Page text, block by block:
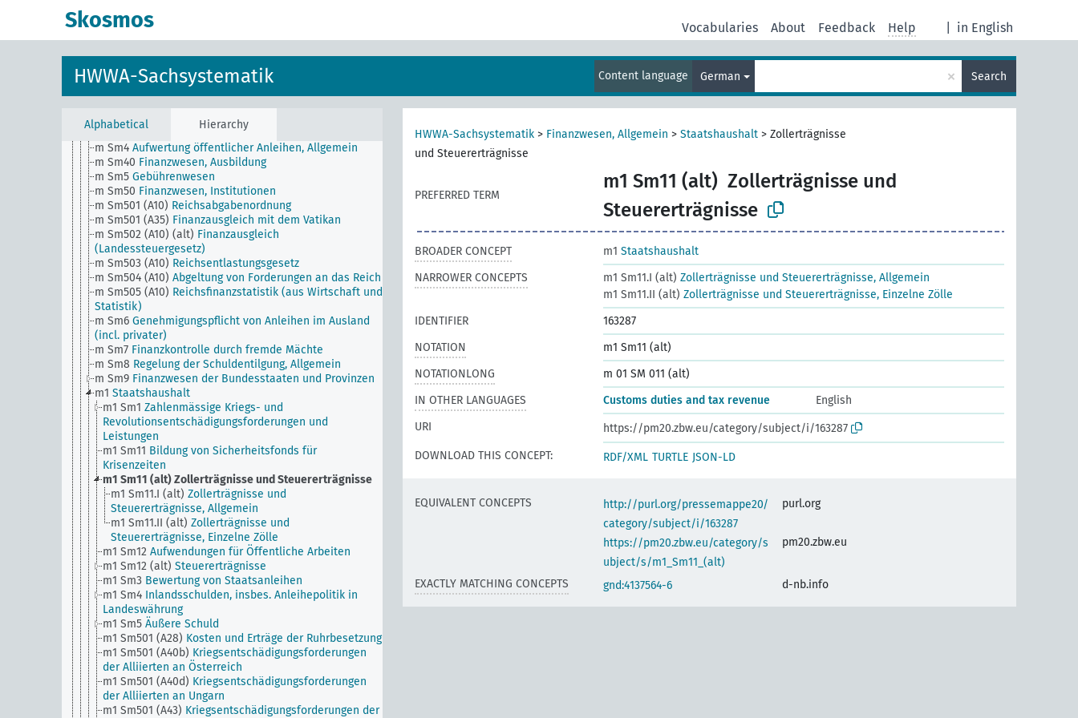
Skosmos in English
Vocabularies About Feedback Help
HWWA-Sachsystematik Content language German × Search
Alphabetical Hierarchy
m Sm1 (alt)
m Sm12 Submissionswesen
Privatwirtschaftliche Betätigung der
m Sm20 Finanzwesen, Konferenzen
m Sm3
Fiskalisches Vermögen, Staatsschuld
m Sm4 Aufwertung öffentlicher Anleihen, Allgemein
m Sm40 Finanzwesen, Ausbildung
m Sm5 Gebührenwesen
m Sm50 Finanzwesen, Institutionen
m Sm501 (A10) Reichsabgabenordnung
m Sm501 (A35) Finanzausgleich mit dem Vatikan
m Sm502 (A10) (alt) Finanzausgleich
(Landessteuergesetz)
m Sm503 (A10) Reichsentlastungsgesetz
m Sm504 (A10) Abgeltung von Forderungen an das Reich
m Sm505 (A10) Reichsfinanzstatistik (aus Wirtschaft und
Statistik)
m Sm6 Genehmigungspflicht von Anleihen im Ausland
(incl. privater)
m Sm7 Finanzkontrolle durch fremde Mächte
m Sm8 Regelung der Schuldentilgung, Allgemein
m Sm9 Finanzwesen der Bundesstaaten und Provinzen
m1 Staatshaushalt
m1 Sm1 Zahlenmässige Kriegs- und
Revolutionsentschädigungsforderungen und
Leistungen
m1 Sm11 Bildung von Sicherheitsfonds für
Krisenzeiten
m1 Sm11 (alt)Zollerträgnisse und Steuererträgnisse
m1 Sm11.I (alt) Zollerträgnisse und
Steuererträgnisse, Allgemein
m1 Sm11.II (alt) Zollerträgnisse und
Steuererträgnisse, Einzelne Zölle
m1 Sm12 Aufwendungen für Öffentliche Arbeiten
m1 Sm12 (alt) Steuererträgnisse
m1 Sm3 Bewertung von Staatsanleihen
m1 Sm4 Inlandsschulden, insbes. Anleihepolitik in
Landeswährung
m1 Sm5 Äußere Schuld
m1 Sm501 (A28) Kosten und Erträge der Ruhrbesetzung
m1 Sm501 (A40b) Kriegsentschädigungsforderungen
der Alliierten an Österreich
m1 Sm501 (A40d) Kriegsentschädigungsforderungen
der Alliierten an Ungarn
m1 Sm501 (A43) Kriegsentschädigungsforderungen der
HWWA-Sachsystematik > Finanzwesen, Allgemein > Staatshaushalt > Zollerträgnisse
und Steuererträgnisse
PREFERRED TERM
m1 Sm11 (alt) Zollerträgnisse und
Steuererträgnisse
BROADER CONCEPT m1 Staatshaushalt
NARROWER CONCEPTS
m1 Sm11.I (alt) Zollerträgnisse und Steuererträgnisse, Allgemein
m1 Sm11.II (alt) Zollerträgnisse und Steuererträgnisse, Einzelne Zölle
IDENTIFIER
163287
NOTATION
m1 Sm11 (alt)
NOTATIONLONG
m 01 SM 011 (alt)
IN OTHER LANGUAGES
Customs duties and tax revenue
English
URI
https://pm20.zbw.eu/category/subject/i/163287
DOWNLOAD THIS CONCEPT:
RDF/XML TURTLE JSON-LD
EQUIVALENT CONCEPTS
http://purl.org/pressemappe20/
category/subject/i/163287
purl.org
https://pm20.zbw.eu/category/s
ubject/s/m1_Sm11_(alt)
pm20.zbw.eu
EXACTLY MATCHING CONCEPTS gnd:4137564-6 d-nb.info